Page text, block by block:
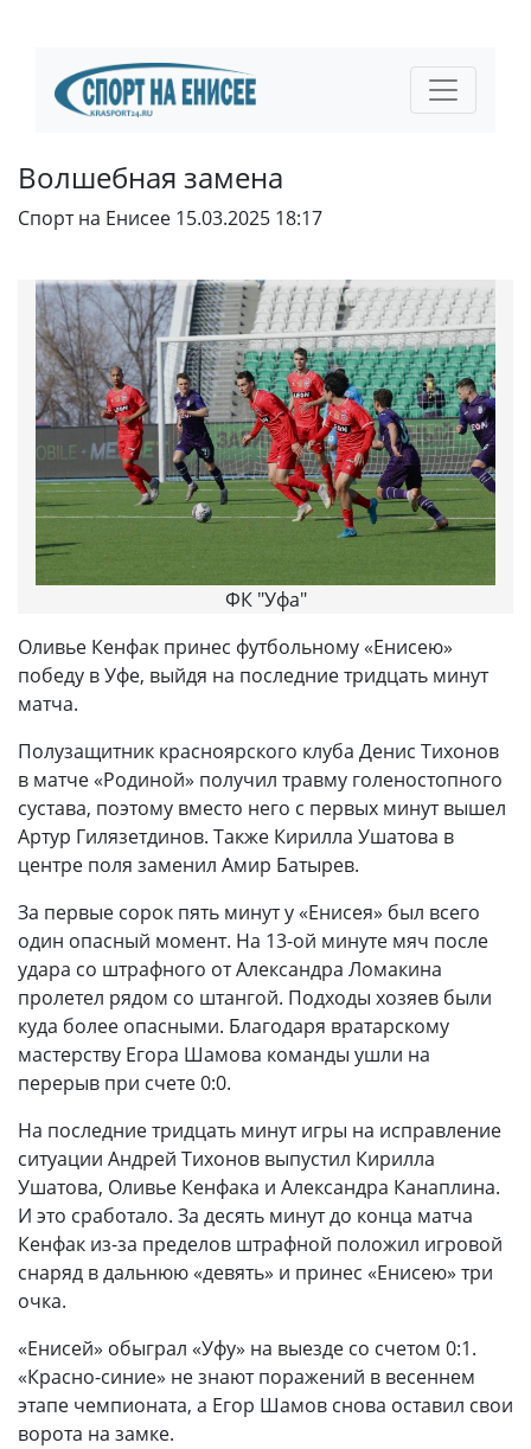
Волшебная замена
Спорт на Енисее 15.03.2025 18:17
ФК "Уфа"
Оливье Кенфак принес футбольному «Енисею»
победу в Уфе, выйдя на последние тридцать минут
матча.
Полузащитник красноярского клуба Денис Тихонов
в матче «Родиной» получил травму голеностопного
сустава, поэтому вместо него с первых минут вышел
Артур Гилязетдинов. Также Кирилла Ушатова в
центре поля заменил Амир Батырев.
За первые сорок пять минут у «Енисея» был всего
один опасный момент. На 13-ой минуте мяч после
удара со штрафного от Александра Ломакина
пролетел рядом со штангой. Подходы хозяев были
куда более опасными. Благодаря вратарскому
мастерству Егора Шамова команды ушли на
перерыв при счете 0:0.
На последние тридцать минут игры на исправление
ситуации Андрей Тихонов выпустил Кирилла
Ушатова, Оливье Кенфака и Александра Канаплина.
И это сработало. За десять минут до конца матча
Кенфак из-за пределов штрафной положил игровой
снаряд в дальнюю «девять» и принес «Енисею» три
очка.
«Енисей» обыграл «Уфу» на выезде со счетом 0:1.
«Красно-синие» не знают поражений в весеннем
этапе чемпионата, а Егор Шамов снова оставил свои
ворота на замке.